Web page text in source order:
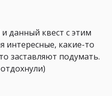
данный квест с этим
интересные, какие-то
заставляют подумать.